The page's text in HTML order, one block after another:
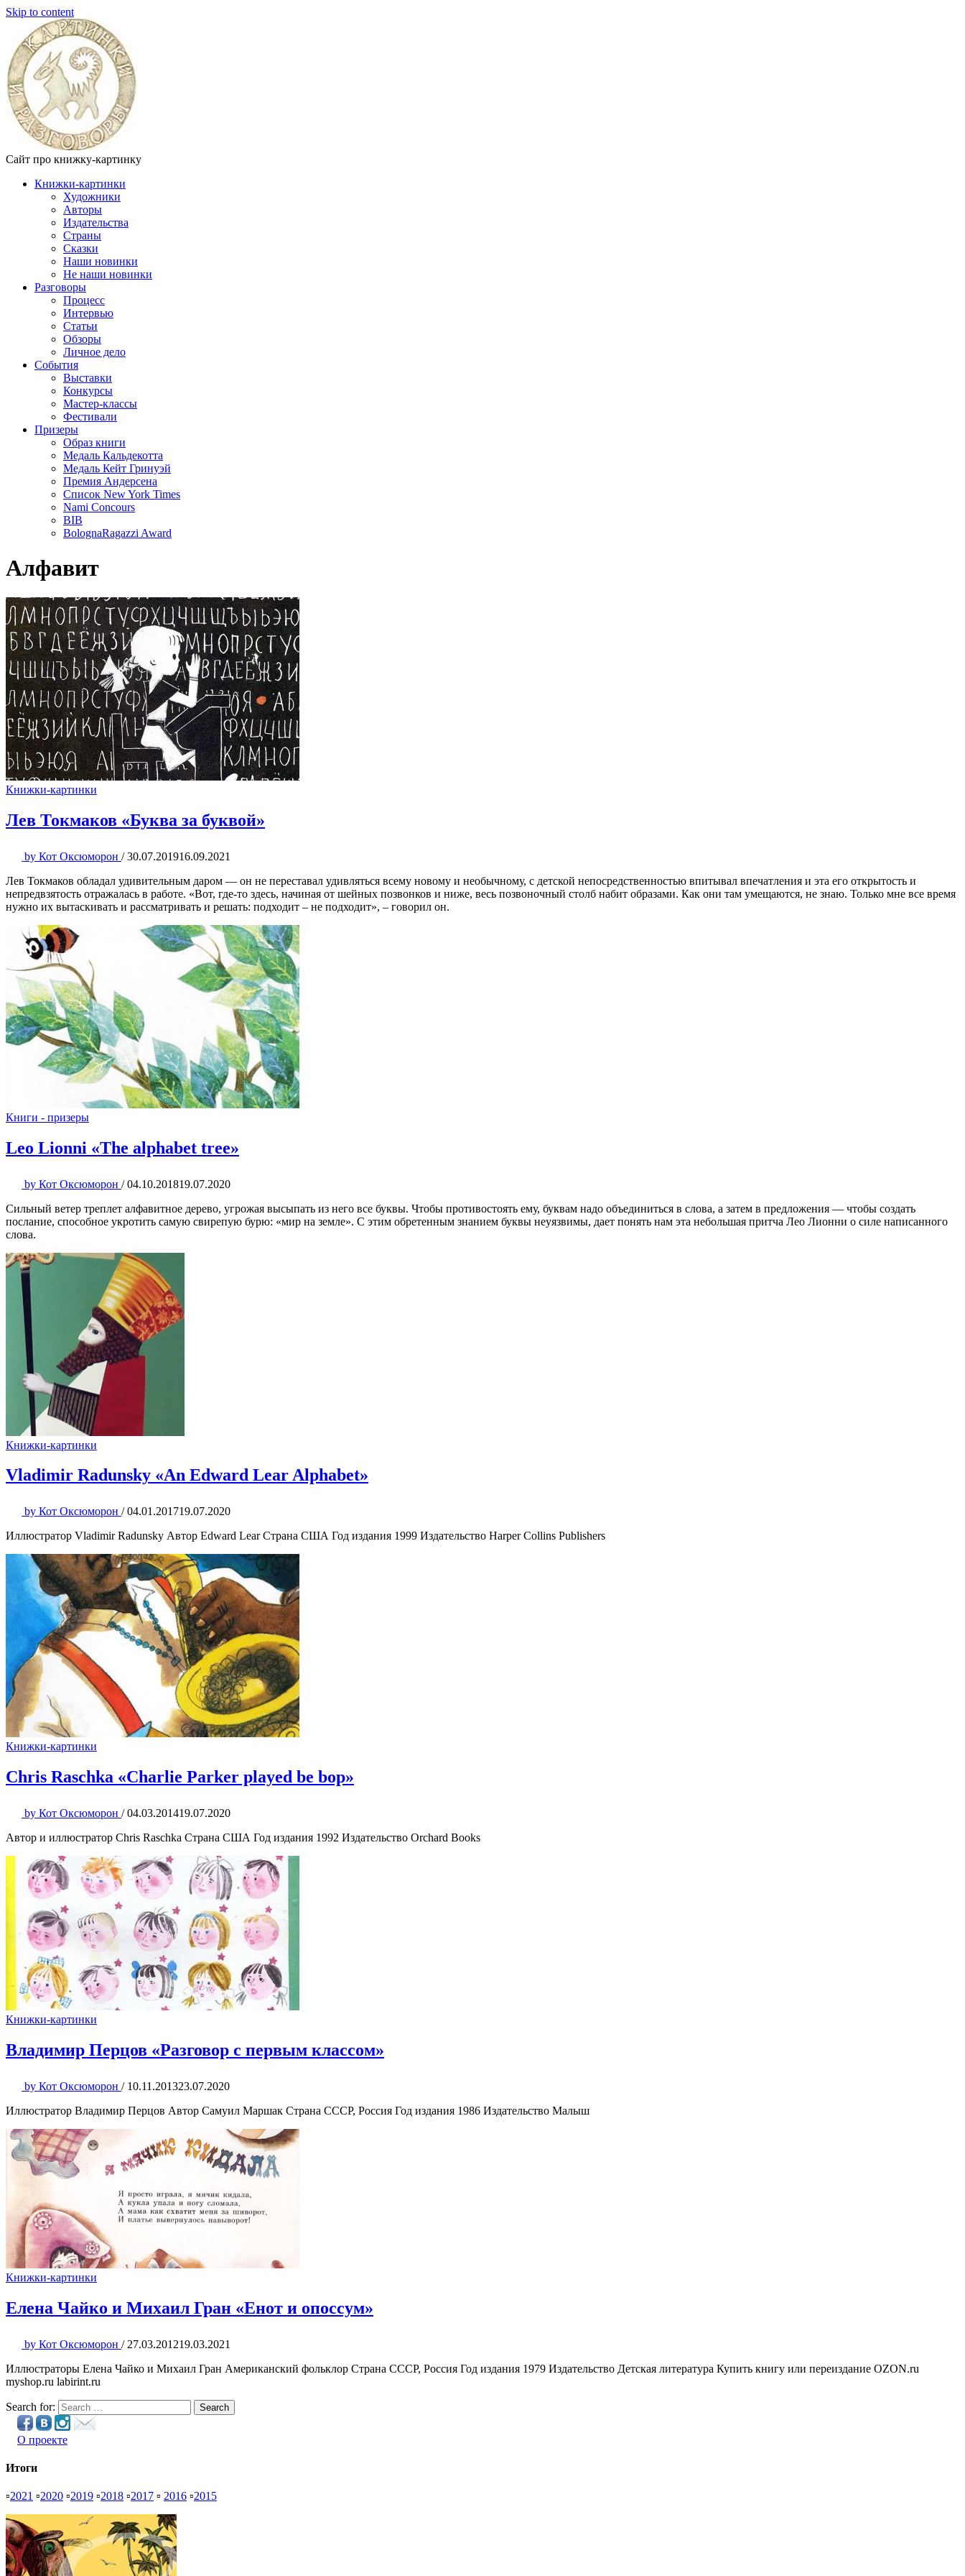
Skip to content
Сайт про книжку-картинку
Книжки-картинки
Художники
Авторы
Издательства
Страны
Сказки
Наши новинки
Не наши новинки
Разговоры
Процесс
Интервью
Статьи
Обзоры
Личное дело
События
Выставки
Конкурсы
Мастер-классы
Фестивали
Призеры
Образ книги
Медаль Кальдекотта
Медаль Кейт Гринуэй
Премия Андерсена
Список New York Times
Nami Concours
BIB
BolognaRagazzi Award
Алфавит
Книжки-картинки
Лев Токмаков «Буква за буквой»
by Кот Оксюморон / 30.07.201916.09.2021
Лев Токмаков обладал удивительным даром — он не переставал удивляться всему новому и необычному, с детской непосредственностью впитывал впечатления и эта его открытость и
непредвзятость отражалась в работе. «Вот, где-то здесь, начиная от шейных позвонков и ниже, весь позвоночный столб набит образами. Как они там умещаются, не знаю. Только мне все время
нужно их вытаскивать и рассматривать и решать: подходит – не подходит», – говорил он.
Книги - призеры
Leo Lionni «The alphabet tree»
by Кот Оксюморон / 04.10.201819.07.2020
Сильный ветер треплет алфавитное дерево, угрожая высыпать из него все буквы. Чтобы противостоять ему, буквам надо объединиться в слова, а затем в предложения — чтобы создать
послание, способное укротить самую свирепую бурю: «мир на земле». С этим обретенным знанием буквы неуязвимы, дает понять нам эта небольшая притча Лео Лионни о силе написанного
слова.
Книжки-картинки
Vladimir Radunsky «An Edward Lear Alphabet»
by Кот Оксюморон / 04.01.201719.07.2020
Иллюстратор Vladimir Radunsky Автор Edward Lear Страна США Год издания 1999 Издательство Harper Collins Publishers
Книжки-картинки
Chris Raschka «Charlie Parker played be bop»
by Кот Оксюморон / 04.03.201419.07.2020
Автор и иллюстратор Chris Raschka Страна США Год издания 1992 Издательство Orchard Books
Книжки-картинки
Владимир Перцов «Разговор с первым классом»
by Кот Оксюморон / 10.11.201323.07.2020
Иллюстратор Владимир Перцов Автор Самуил Маршак Страна СССР, Россия Год издания 1986 Издательство Малыш
Книжки-картинки
Елена Чайко и Михаил Гран «Енот и опоссум»
by Кот Оксюморон / 27.03.201219.03.2021
Иллюстраторы Елена Чайко и Михаил Гран Американский фольклор Страна СССР, Россия Год издания 1979 Издательство Детская литература Купить книгу или переиздание OZON.ru
myshop.ru labirint.ru
Search for: Search
О проекте
Итоги
▫2021 ▫2020 ▫2019 ▫2018 ▫2017 ▫ 2016 ▫2015